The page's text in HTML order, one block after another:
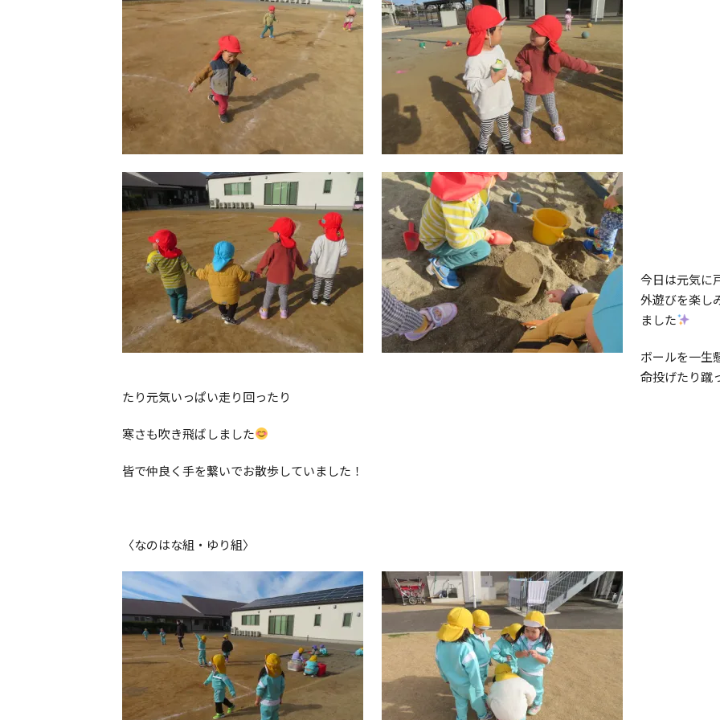
今日は元気に
外遊びを楽し
ました
ボールを一生
命投げたり蹴
たり元気いっぱい走り回ったり
寒さも吹き飛ばしました
皆で仲良く手を繋いでお散歩していました！
〈なのはな組・ゆり組〉